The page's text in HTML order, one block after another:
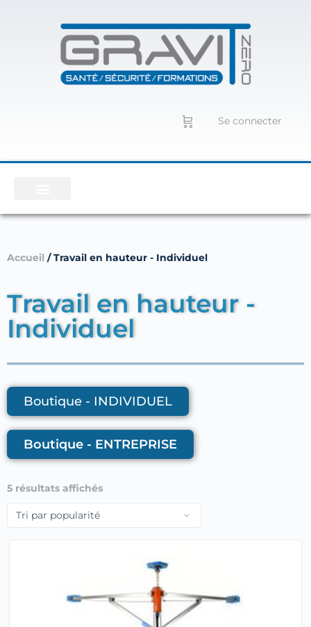
Se connecter
Accueil / Travail en hauteur - Individuel
Travail en hauteur -
Individuel
Boutique - INDIVIDUEL
Boutique - ENTREPRISE
5 résultats affichés